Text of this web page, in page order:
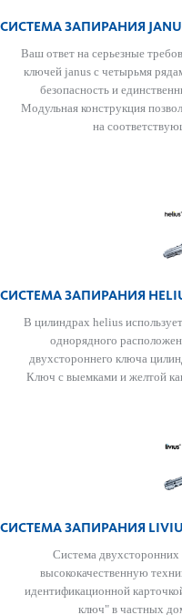
СИСТЕМА ЗАПИРАНИЯ
Ваш ответ на серьезные
ключей janus с чет­ырьмя
безоп­асность и
Модульная конструкция
на
СИСТЕМА ЗАПИРАНИЯ
В цилиндрах helius
однорядного
двухстороннего ключа
Ключ с выемками и желтой
СИСТЕМА ЗАПИРАНИЯ
Система
высококачественную
идентификационной
ключ" в частных